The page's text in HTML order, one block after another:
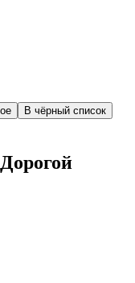
В чёрный список